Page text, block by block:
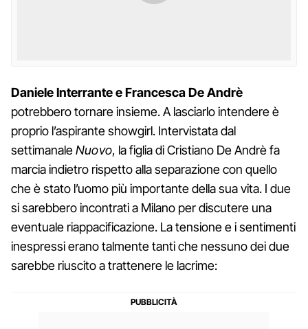
Daniele Interrante e Francesca De Andrè
potrebbero tornare insieme. A lasciarlo intendere è
proprio l’aspirante showgirl. Intervistata dal
settimanaleNuovo, la figlia di Cristiano De Andrè fa
marcia indietro rispetto alla separazione con quello
che è stato l’uomo più importante della sua vita. I due
si sarebbero incontrati a Milano per discutere una
eventuale riappacificazione. La tensione e i sentimenti
inespressi erano talmente tanti che nessuno dei due
sarebbe riuscito a trattenere le lacrime: